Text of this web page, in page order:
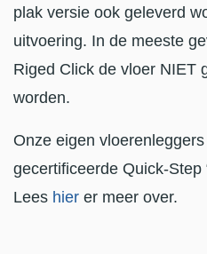
plak versie ook geleverd
uitvoering. In de meeste
Riged Click de vloer NIET
worden.
Onze eigen
gecertificeerde Quick-Step
Lees hier er meer over.